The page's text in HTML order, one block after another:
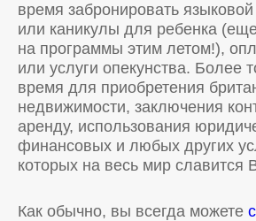
время забронировать
или каникулы для ребенка
на программы этим летом!),
или услуги опекунства. Более
время для приобретения
недвижимости, заключения
аренду, использования
финансовых и любых других
которых на весь мир славится
Как обычно, вы всегда можете